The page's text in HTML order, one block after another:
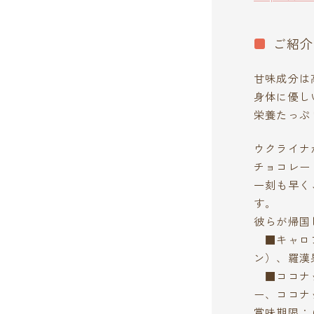
ご紹介
甘味成分
身体に優
栄養たっ
ウクライ
チョコレ
一刻も早
す。
彼らが帰
■キャロ
ン）、羅
■ココナ
ー、ココ